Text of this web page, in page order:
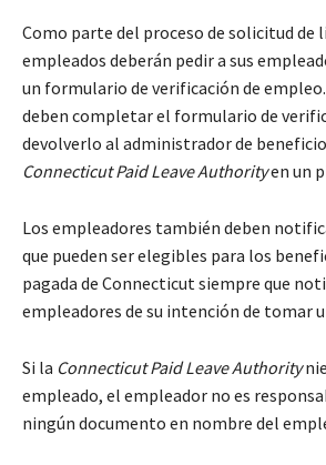
Como parte del proceso de solicitud de
empleados deberán pedir a sus
un formulario de verificación de
deben completar el formulario de
devolverlo al administrador de
Connecticut Paid Leave Authorityen un
Los empleadores también deben
que pueden ser elegibles para los
pagada de Connecticut siempre que
empleadores de su intención de tomar
Si la Connecticut Paid Leave Authority
empleado, el empleador no es
ningún documento en nombre del